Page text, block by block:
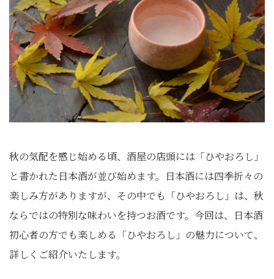
秋の気配を感じ始める頃、酒屋の店頭には「ひやおろし」
と書かれた日本酒が並び始めます。日本酒には四季折々の
楽しみ方がありますが、その中でも「ひやおろし」は、秋
ならではの特別な味わいを持つお酒です。今回は、日本酒
初心者の方でも楽しめる「ひやおろし」の魅力について、
詳しくご紹介いたします。